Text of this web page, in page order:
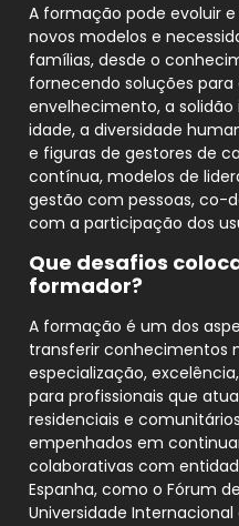
A formação pode evoluir
novos modelos e
famílias, desde o
fornecendo soluções
envelhecimento, a
idade, a diversidade
e figuras de gestores de
contínua, modelos de
gestão com pessoas, co-
com a participação dos
Que desafios
formador?
A formação é um dos
transferir conhecimentos
especialização,
para profissionais que
residenciais e
empenhados em
colaborativas com
Espanha, como o Fórum
Universidade Internacional